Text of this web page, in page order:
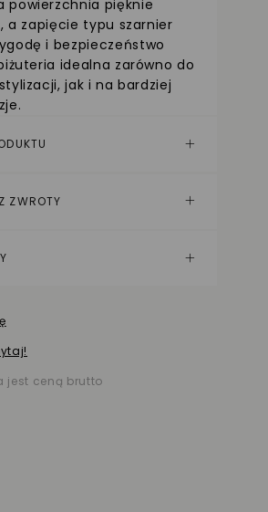
powierzchnia pięknie
a zapięcie typu szarnier
i bezpieczeństwo
idealna zarówno do
jak i na bardziej
ZWROTY
jest ceną brutto